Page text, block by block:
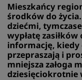
Mieszkańcy
środków do
dziećmi,
wypłatę
informację, kiedy
przepraszają i
mniejsza załoga
dziesięciokrotnie